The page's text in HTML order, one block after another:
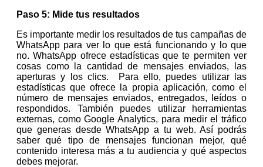
Paso 5: Mide tus resultados
Es importante medir los resultados de tus campañas de
WhatsApp para ver lo que está funcionando y lo que
no. WhatsApp ofrece estadísticas que te permiten ver
cosas como la cantidad de mensajes enviados, las
aperturas y los clics. Para ello, puedes utilizar las
estadísticas que ofrece la propia aplicación, como el
número de mensajes enviados, entregados, leídos o
respondidos. También puedes utilizar herramientas
externas, como Google Analytics, para medir el tráfico
que generas desde WhatsApp a tu web. Así podrás
saber qué tipo de mensajes funcionan mejor, qué
contenido interesa más a tu audiencia y qué aspectos
debes mejorar.